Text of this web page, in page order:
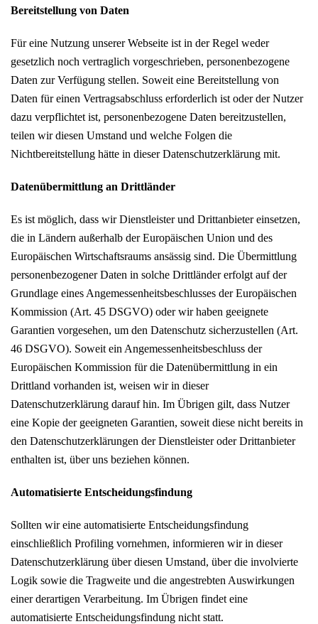
Bereitstellung von Daten
Für eine Nutzung unserer Webseite ist in der Regel weder
gesetzlich noch vertraglich vorgeschrieben, personenbezogene
Daten zur Verfügung stellen. Soweit eine Bereitstellung von
Daten für einen Vertragsabschluss erforderlich ist oder der Nutzer
dazu verpflichtet ist, personenbezogene Daten bereitzustellen,
teilen wir diesen Umstand und welche Folgen die
Nichtbereitstellung hätte in dieser Datenschutzerklärung mit.
Datenübermittlung an Drittländer
Es ist möglich, dass wir Dienstleister und Drittanbieter einsetzen,
die in Ländern außerhalb der Europäischen Union und des
Europäischen Wirtschaftsraums ansässig sind. Die Übermittlung
personenbezogener Daten in solche Drittländer erfolgt auf der
Grundlage eines Angemessenheitsbeschlusses der Europäischen
Kommission (Art. 45 DSGVO) oder wir haben geeignete
Garantien vorgesehen, um den Datenschutz sicherzustellen (Art.
46 DSGVO). Soweit ein Angemessenheitsbeschluss der
Europäischen Kommission für die Datenübermittlung in ein
Drittland vorhanden ist, weisen wir in dieser
Datenschutzerklärung darauf hin. Im Übrigen gilt, dass Nutzer
eine Kopie der geeigneten Garantien, soweit diese nicht bereits in
den Datenschutzerklärungen der Dienstleister oder Drittanbieter
enthalten ist, über uns beziehen können.
Automatisierte Entscheidungsfindung
Sollten wir eine automatisierte Entscheidungsfindung
einschließlich Profiling vornehmen, informieren wir in dieser
Datenschutzerklärung über diesen Umstand, über die involvierte
Logik sowie die Tragweite und die angestrebten Auswirkungen
einer derartigen Verarbeitung. Im Übrigen findet eine
automatisierte Entscheidungsfindung nicht statt.